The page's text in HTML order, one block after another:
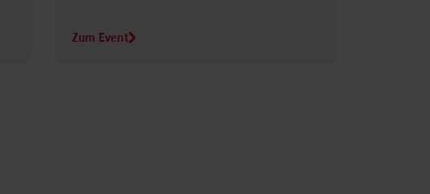
Zum Event